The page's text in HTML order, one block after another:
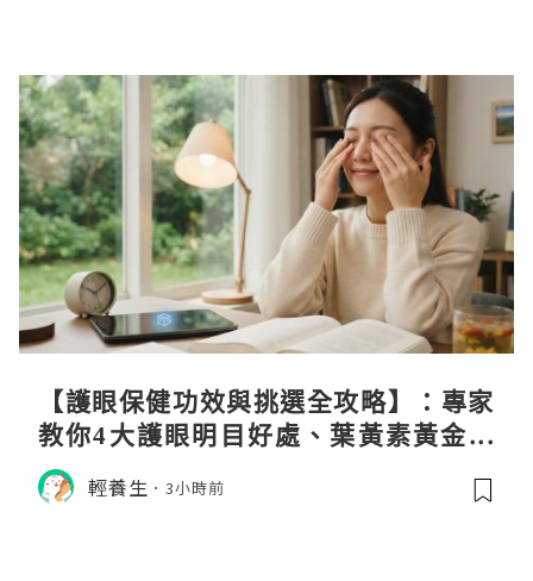
【護眼保健功效與挑選全攻略】：專家
教你4大護眼明目好處、葉黃素黃金比
例與挑選秘訣
輕養生 3小時前